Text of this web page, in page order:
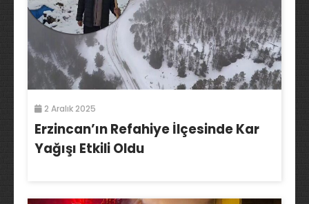
2 Aralık 2025
Erzincan’ın Refahiye İlçesinde Kar
Yağışı Etkili Oldu